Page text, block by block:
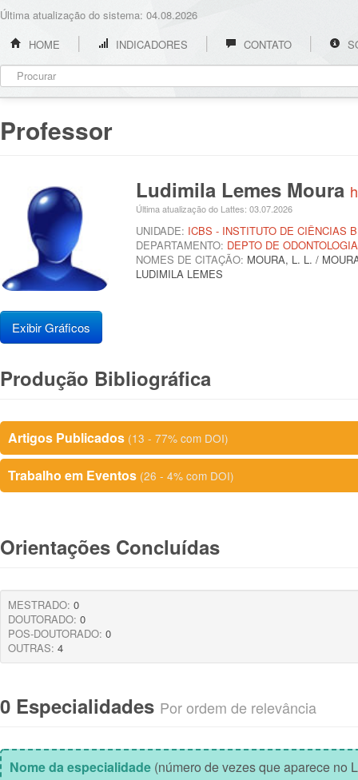
Última atualização do sistema: 04.08.2026
HOME
INDICADORES CONTATO
Professor
Ludimila Lemes Moura
Última atualização do Lattes: 03.07.2026
UNIDADE: ICBS - INSTITUTO DE CIÊNCIAS
DEPARTAMENTO: DEPTO DE ODONTOLOGIA
NOMES DE CITAÇÃO: MOURA, L. L. /
LUDIMILA LEMES
Exibir Gráficos
Produção Bibliográfica
Artigos Publicados (13 - 77% com DOI)
Trabalho em Eventos (26 - 4% com DOI)
Orientações Concluídas
MESTRADO: 0
DOUTORADO: 0
POS-DOUTORADO: 0
OUTRAS: 4
0 Especialidades Por ordem de relevância
Nome da especialidade (número de vezes que aparece no